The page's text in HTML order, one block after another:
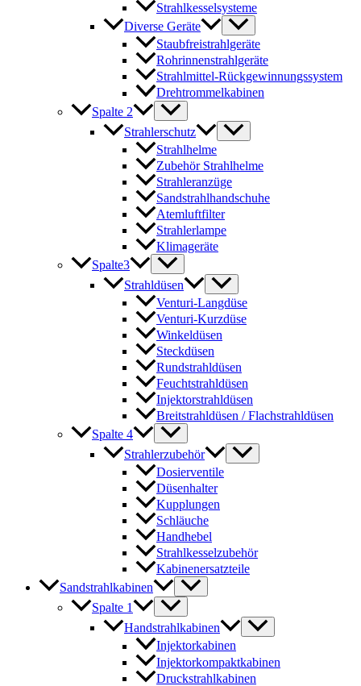
Strahlkesselsysteme
Diverse Geräte
Staubfreistrahlgeräte
Rohrinnenstrahlgeräte
Strahlmittel-Rückgewinnungssystem
Drehtrommelkabinen
Spalte 2
Strahlerschutz
Strahlhelme
Zubehör Strahlhelme
Strahleranzüge
Sandstrahlhandschuhe
Atemluftfilter
Strahlerlampe
Klimageräte
Spalte3
Strahldüsen
Venturi-Langdüse
Venturi-Kurzdüse
Winkeldüsen
Steckdüsen
Rundstrahldüsen
Feuchtstrahldüsen
Injektorstrahldüsen
Breitstrahldüsen / Flachstrahldüsen
Spalte 4
Strahlerzubehör
Dosierventile
Düsenhalter
Kupplungen
Schläuche
Handhebel
Strahlkesselzubehör
Kabinenersatzteile
Sandstrahlkabinen
Spalte 1
Handstrahlkabinen
Injektorkabinen
Injektorkompaktkabinen
Druckstrahlkabinen